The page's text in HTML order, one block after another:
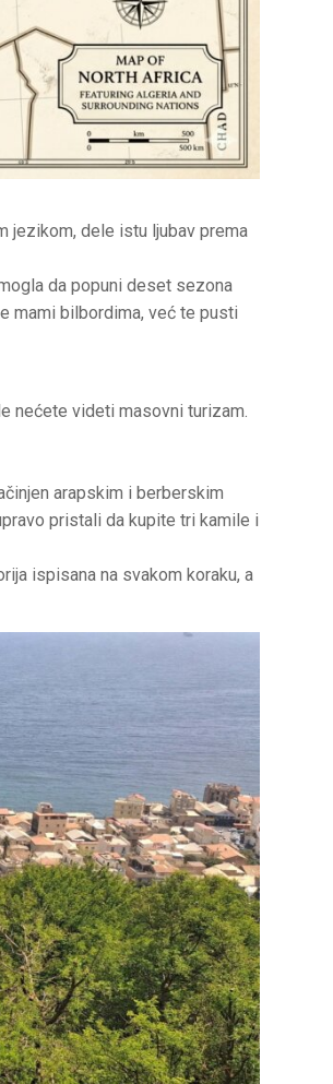
jezikom, dele istu ljubav prema
da popuni deset sezona
mami bilbordima, već te pusti
nećete videti masovni turizam.
arapskim i berberskim
pristali da kupite tri kamile i
ispisana na svakom koraku, a